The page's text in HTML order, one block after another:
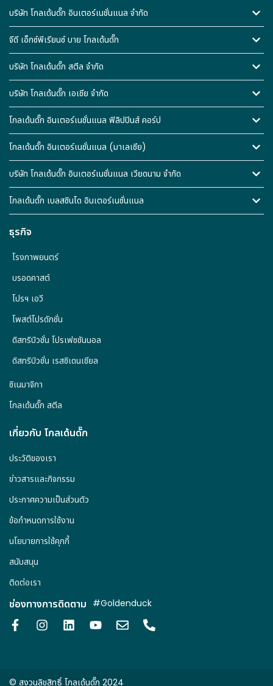
บริษัท โกลเด้นดั๊ก อินเตอร์เนชั่นแนล จำกัด
จีดี เอ็กซ์พีเรียนซ์ บาย โกลเด้นดั๊ก
บริษัท โกลเด้นดั๊ก สตีล จำกัด
บริษัท โกลเด้นดั๊ก เอเชีย จำกัด
โกลเด้นดั๊ก อินเตอร์เนชั่นแนล ฟิลิปปินส์ คอร์ป
โกลเด้นดั๊ก อินเตอร์เนชั่นแนล (มาเลเซีย)
บริษัท โกลเด้นดั๊ก อินเตอร์เนชั่นแนล เวียดนาม จำกัด
โกลเด้นดั๊ก เบลสซินโด อินเตอร์เนชั่นแนล
ธุรกิจ
ดิสทริบิวชั่น เรสซิเดนเชียล
ดิสทริบิวชั่น โปรเฟซชันนอล
โพสต์โปรดักชั่น
โปรฯ เอวี
บรอดคาสต์
โรงภาพยนตร์
ซิเนมาจิกา
โกลเด้นดั๊ก สตีล
เกี่ยวกับ โกลเด้นดั๊ก
ประวัติของเรา
ข่าวสารและกิจกรรม
ประกาศความเป็นส่วนตัว
ข้อกำหนดการใช้งาน
นโยบายการใช้คุกกี้
สนับสนุน
ติดต่อเรา
ช่องทางการติดตาม #Goldenduck
© สงวนลิขสิทธิ์ โกลเด้นดั๊ก 2024